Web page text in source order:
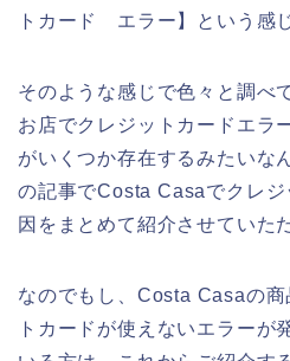
トカード エラー】という感
そのような感じで色々と調べ
お店でクレジットカードエラ
がいくつか存在するみたいな
の記事でCosta Casaでクレ
因をまとめて紹介させていた
なのでもし、Costa Casaの
トカードが使えないエラーが